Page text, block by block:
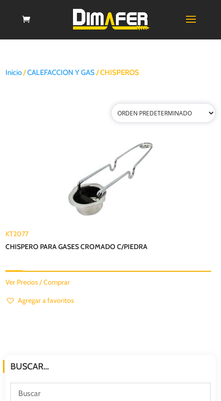
Inicio/CALEFACCION Y GAS/ CHISPEROS
KT2077
CHISPERO PARA GASES CROMADO C/PIEDRA
Ver Precios / Comprar
Agregar a favoritos
BUSCAR…